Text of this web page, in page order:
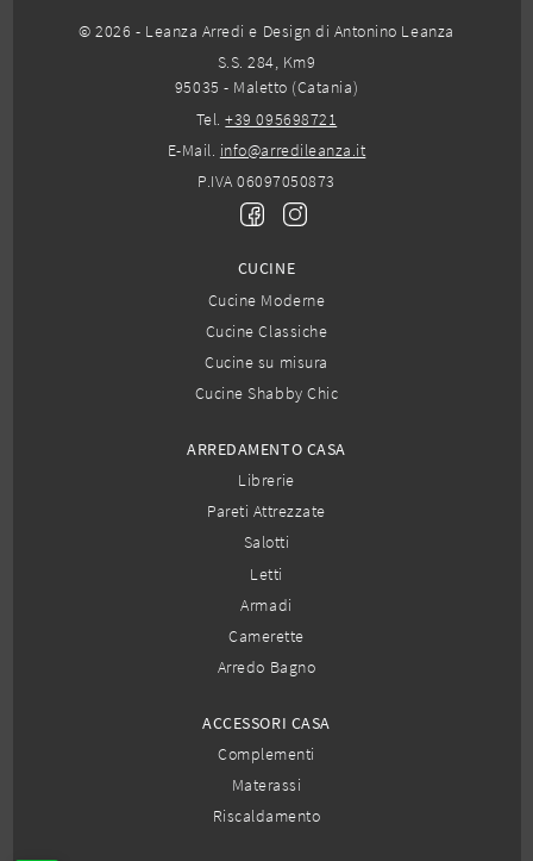
© 2026 - Leanza Arredi e Design di Antonino Leanza
S.S. 284, Km9
95035 - Maletto (Catania)
Tel.+39 095698721
E-Mail. info@arredileanza.it
P.IVA 06097050873
CUCINE
Cucine Moderne
Cucine Classiche
Cucine su misura
Cucine Shabby Chic
ARREDAMENTO CASA
Librerie
Pareti Attrezzate
Salotti
Letti
Armadi
Camerette
Arredo Bagno
ACCESSORI CASA
Complementi
Materassi
Riscaldamento